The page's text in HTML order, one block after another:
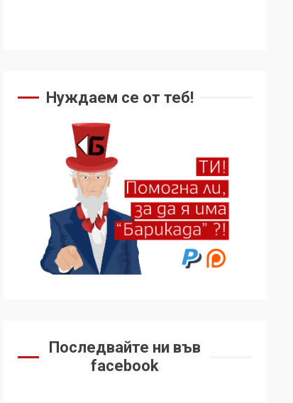
Нуждаем се от теб!
Последвайте ни във
facebook